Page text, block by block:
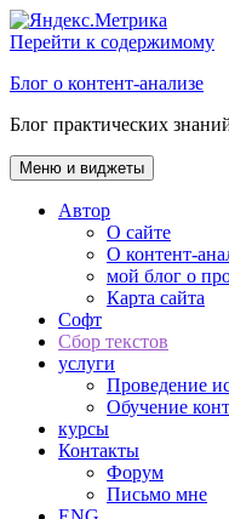
Перейти к содержимому
Блог о контент-анализе
Блог практических
Меню и виджеты
Автор
О сайте
О контент-
мой блог о
Карта сайта
Софт
Сбор текстов
услуги
Проведение
Обучение
курсы
Контакты
Форум
Письмо мне